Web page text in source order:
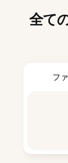
全て
フ